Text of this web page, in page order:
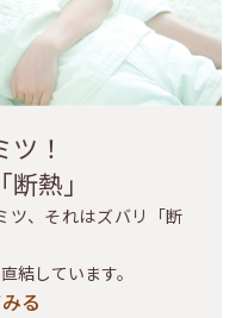
！
熱」
ツ、それはズバリ「断
結しています。
る